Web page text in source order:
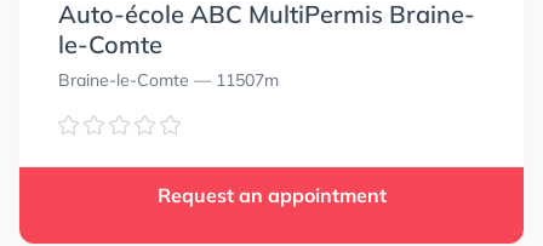
Auto-école ABC MultiPermis Braine-
le-Comte
Braine-le-Comte — 11507m
Request an appointment